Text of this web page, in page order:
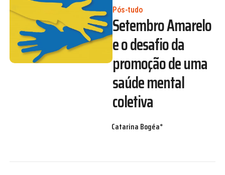
Pós-tudo
Setembro Amarelo
e o desafio da
promoção de uma
saúde mental
coletiva
Catarina Bogéa*